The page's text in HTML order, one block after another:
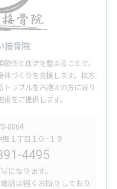
接骨院
性と血流を整えることで、
体づくりを支援します。枚方
ラブルをお抱えの方に寄り
をご提供します。
0064
１丁目１０−１９
4495
になります。
話は固くお断りしており